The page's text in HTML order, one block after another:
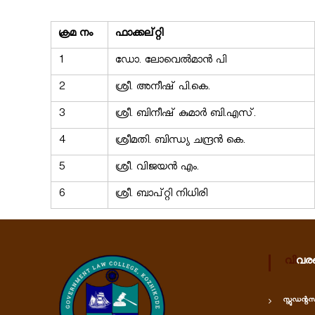
C
o
l
l
e
g
ക്രമ നം ഫാക്കല്റ്റി
1
ഡോ. ലോവെൽമാൻ പി
2
ശ്രീ. അനീഷ് പി.കെ.
3
ശ്രീ. ബിനീഷ് കുമാർ ബി.എസ്.
4
ശ്രീമതി. ബിന്ധ്യ ചന്ദ്രൻ കെ.
5
ശ്രീ. വിജയൻ എം.
6
ശ്രീ. ബാപ്റ്റി നിധിരി